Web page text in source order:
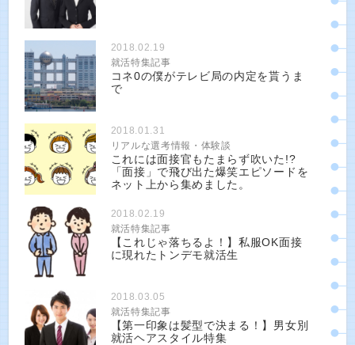
2018.02.19
就活特集記事
コネ0の僕がテレビ局の内定を貰うま
で
2018.01.31
リアルな選考情報・体験談
これには面接官もたまらず吹いた!?
「面接」で飛び出た爆笑エピソードを
ネット上から集めました。
2018.02.19
就活特集記事
【これじゃ落ちるよ！】私服OK面接
に現れたトンデモ就活生
2018.03.05
就活特集記事
【第一印象は髪型で決まる！】男女別
就活ヘアスタイル特集